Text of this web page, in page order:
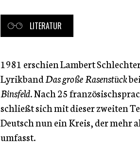
LITERATUR
1981 erschien Lambert
Lyrikband Das große Rasenstück
Binsfeld. Nach 25
schließt sich mit dieser zweiten
Deutsch nun ein Kreis, der mehr
umfasst.